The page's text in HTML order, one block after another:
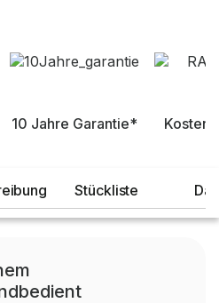
10 Jahre Garantie*
Stückliste